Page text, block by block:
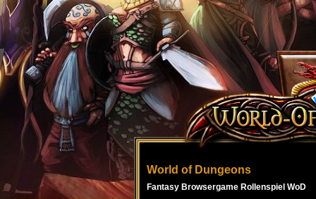
World of Dungeons
Fantasy Browsergame Rollenspiel WoD